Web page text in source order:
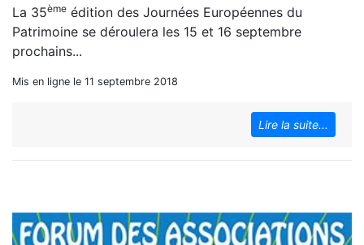
La 35ème édition des Journées Européennes du
Patrimoine se déroulera les 15 et 16 septembre
prochains...
Mis en ligne le 11 septembre 2018
Lire la suite...